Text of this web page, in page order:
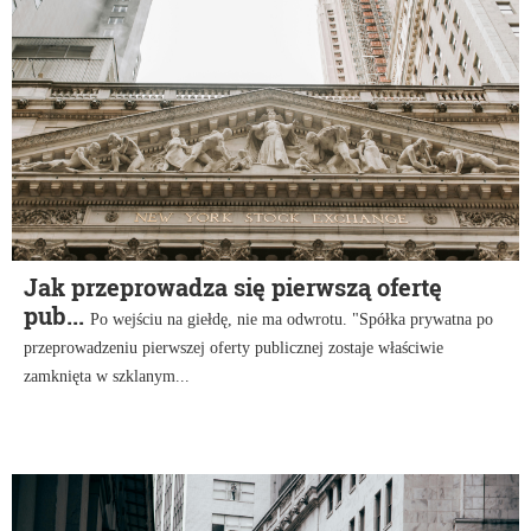
Jak przeprowadza się pierwszą ofertę
pub... Po wejściu na giełdę, nie ma odwrotu. "Spółka prywatna po
przeprowadzeniu pierwszej oferty publicznej zostaje właściwie
zamknięta w szklanym...